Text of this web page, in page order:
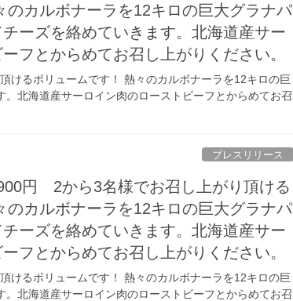
のカルボナーラを12キロの巨大グラナパ
ーズを絡めていきます。北海道産サー
フとからめてお召し上がりください。
るボリュームです！ 熱々のカルボナーラを12キロの巨
北海道産サーロイン肉のローストビーフとからめてお召
プレスリリース
円 2から3名様でお召し上がり頂ける
のカルボナーラを12キロの巨大グラナパ
ーズを絡めていきます。北海道産サー
フとからめてお召し上がりください。
るボリュームです！ 熱々のカルボナーラを12キロの巨
北海道産サーロイン肉のローストビーフとからめてお召